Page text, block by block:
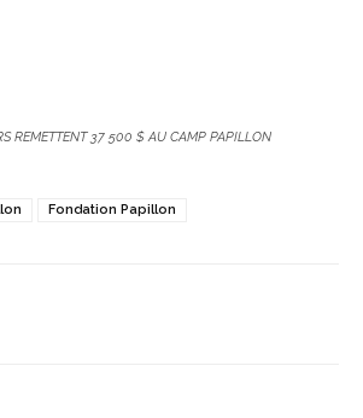
REMETTENT 37 500 $ AU CAMP PAPILLON
Fondation Papillon